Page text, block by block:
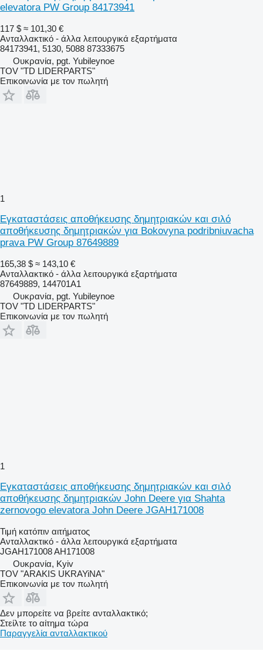
elevatora PW Group 84173941
117 $ ≈ 101,30 €
Ανταλλακτικό - άλλα λειτουργικά εξαρτήματα
84173941, 5130, 5088 87333675
Ουκρανία, pgt. Yubileynoe
TOV "TD LIDERPARTS"
Επικοινωνία με τον πωλητή
1
Εγκαταστάσεις αποθήκευσης δημητριακών και σιλό
αποθήκευσης δημητριακών για Bokovyna podribniuvacha
prava PW Group 87649889
165,38 $ ≈ 143,10 €
Ανταλλακτικό - άλλα λειτουργικά εξαρτήματα
87649889, 144701A1
Ουκρανία, pgt. Yubileynoe
TOV "TD LIDERPARTS"
Επικοινωνία με τον πωλητή
1
Εγκαταστάσεις αποθήκευσης δημητριακών και σιλό
αποθήκευσης δημητριακών John Deere για Shahta
zernovogo elevatora John Deere JGAH171008
Τιμή κατόπιν αιτήματος
Ανταλλακτικό - άλλα λειτουργικά εξαρτήματα
JGAH171008 AH171008
Ουκρανία, Kyiv
TOV "ARAKIS UKRAYiNA"
Επικοινωνία με τον πωλητή
Δεν μπορείτε να βρείτε ανταλλακτικό;
Στείλτε το αίτημα τώρα
Παραγγελία ανταλλακτικού